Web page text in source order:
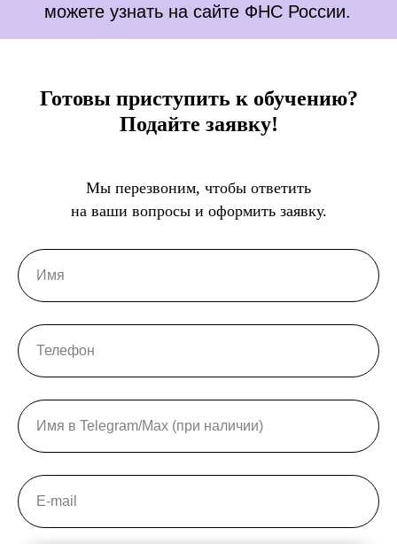
можете узнать на сайте ФНС России.
Готовы приступить к обучению?
Подайте заявку!
Мы перезвоним, чтобы ответить
на ваши вопросы и оформить заявку.